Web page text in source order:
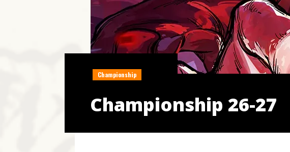
Championship 26-27
Championship